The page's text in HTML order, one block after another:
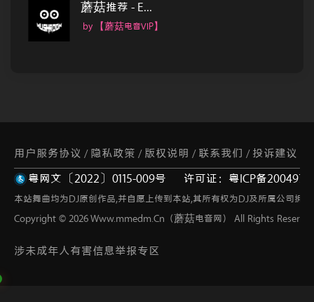
蘑菇推荐 - E...
by 【蘑菇电音VIP】
用户服务协议 / 隐私政策 / 版权说明 / 联系我们 / 投诉建议
/ 网站地图
粤网文〔2022〕0115-009号 许可证：粤ICP备
本站舞曲均为DJ原创作品,并自愿上传到本站,其所有权为DJ及所属公司拥
Copyright © 2026 Www.mmedm.Cn（蘑菇电音网） All Rights
涉未成年人有害信息举报专区